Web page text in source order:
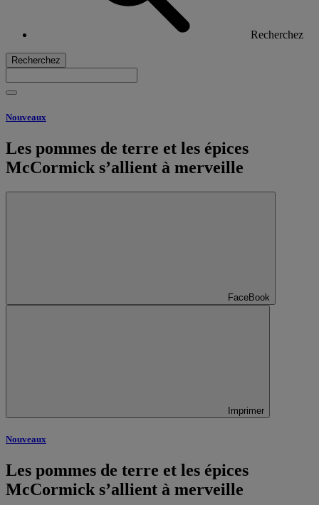
Recherchez
Recherchez
Nouveaux
Les pommes de terre et les épices
McCormick s’allient à merveille
FaceBook
Imprimer
Nouveaux
Les pommes de terre et les épices
McCormick s’allient à merveille